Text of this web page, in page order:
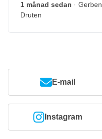
1 månad sedan · Gerben,
Druten
E-mail
Instagram